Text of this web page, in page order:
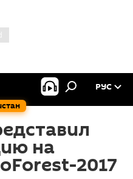
РУС
на
2017